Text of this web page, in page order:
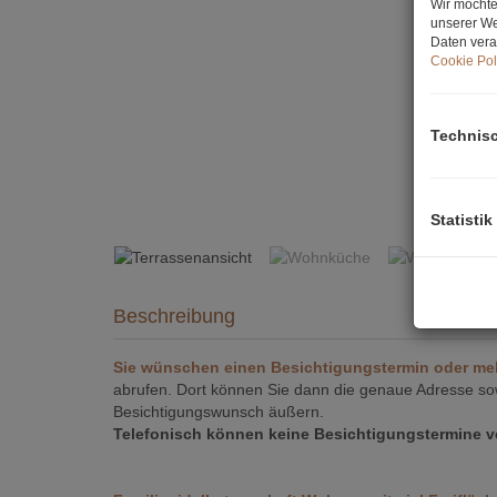
Beschreibung
Sie wünschen einen Besichtigungstermin oder
abrufen. Dort können Sie dann die genaue Adresse
Besichtigungswunsch äußern.
Telefonisch können keine Besichtigungstermine
Wir
unserer
Daten
Cookie
Statistik